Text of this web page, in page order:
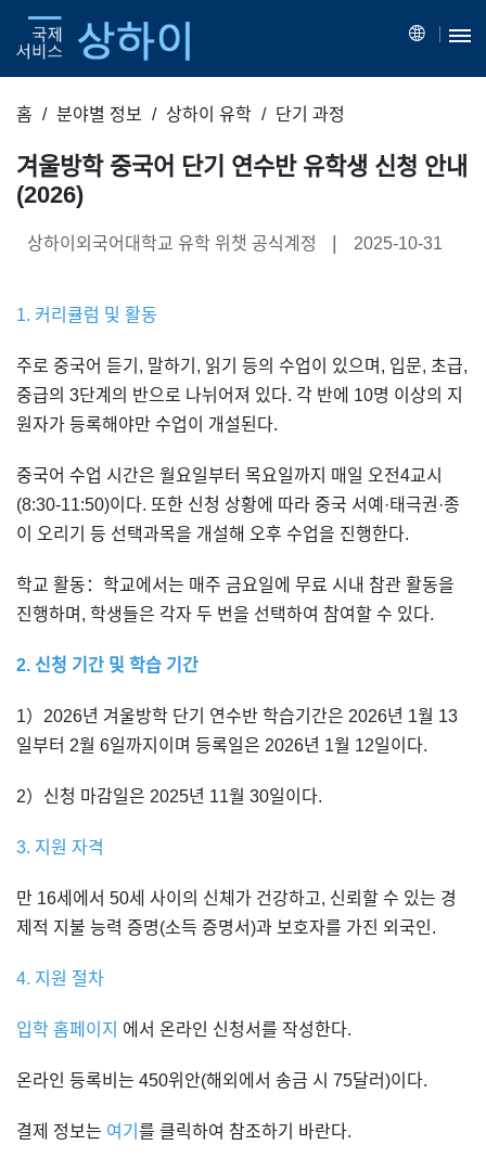
홈 분야별 정보 상하이 유학 단기 과정
겨울방학 중국어 단기 연수반 유학생 신청 안내
(2026)
상하이외국어대학교 유학 위챗 공식계정 | 2025-10-31
1. 커리큘럼 및 활동
주로 중국어 듣기, 말하기, 읽기 등의 수업이 있으며, 입문, 초급,
중급의 3단계의 반으로 나뉘어져 있다. 각 반에 10명 이상의 지
원자가 등록해야만 수업이 개설된다.
중국어 수업 시간은 월요일부터 목요일까지 매일 오전4교시
(8:30-11:50)이다. 또한 신청 상황에 따라 중국 서예·태극권·종
이 오리기 등 선택과목을 개설해 오후 수업을 진행한다.
학교 활동：학교에서는 매주 금요일에 무료 시내 참관 활동을
진행하며, 학생들은 각자 두 번을 선택하여 참여할 수 있다.
2. 신청 기간 및 학습 기간
1）2026년 겨울방학 단기 연수반 학습기간은 2026년 1월 13
일부터 2월 6일까지이며 등록일은 2026년 1월 12일이다.
2）신청 마감일은 2025년 11월 30일이다.
3. 지원 자격
만 16세에서 50세 사이의 신체가 건강하고, 신뢰할 수 있는 경
제적 지불 능력 증명(소득 증명서)과 보호자를 가진 외국인.
4. 지원 절차
입학 홈페이지 에서 온라인 신청서를 작성한다.
온라인 등록비는 450위안(해외에서 송금 시 75달러)이다.
결제 정보는 여기 를 클릭하여 참조하기 바란다.